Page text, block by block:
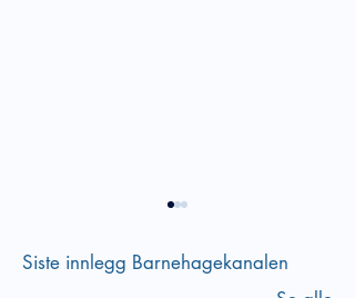
Siste innlegg Barnehagekanalen